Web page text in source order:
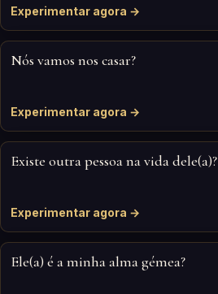
Experimentar agora →
Nós vamos nos casar?
Experimentar agora →
Existe outra pessoa na vida dele(a)?
Experimentar agora →
Ele(a) é a minha alma gémea?